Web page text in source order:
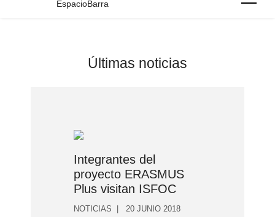
Últimas noticias
Integrantes del
proyecto ERASMUS
Plus visitan ISFOC
NOTICIAS 20 JUNIO 2018